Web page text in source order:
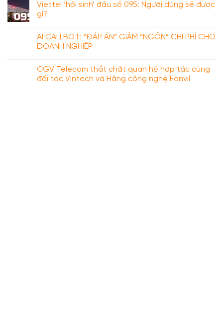
Viettel ‘hồi sinh’ đầu số 095: Người dùng sẽ được
gì?
AI CALLBOT: “ĐÁP ÁN” GIẢM “NGỐN” CHI PHÍ CHO
DOANH NGHIỆP
CGV Telecom thắt chặt quan hệ hợp tác cùng
đối tác Vintech và Hãng công nghệ Fanvil